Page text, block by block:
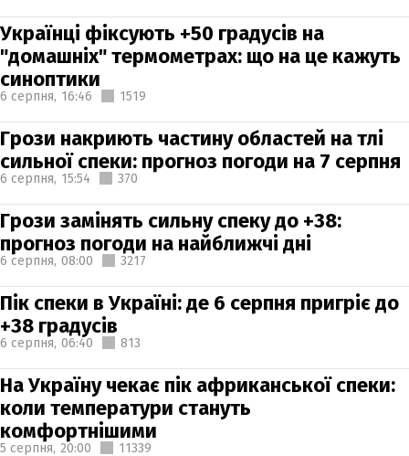
Українці фіксують +50 градусів на
"домашніх" термометрах: що на це кажуть
синоптики
6 серпня, 16:46 1519
Грози накриють частину областей на тлі
сильної спеки: прогноз погоди на 7 серпня
6 серпня, 15:54 370
Грози замінять сильну спеку до +38:
прогноз погоди на найближчі дні
6 серпня, 08:00 3217
Пік спеки в Україні: де 6 серпня пригріє до
+38 градусів
6 серпня, 06:40 813
На Україну чекає пік африканської спеки:
коли температури стануть
комфортнішими
5 серпня, 20:00 11339